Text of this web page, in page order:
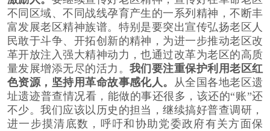
不同区域、不同战线孕育产生的一系列精神，不断丰
富发展老区精神族谱。特别是要突出宣传弘扬老区人
民敢于斗争、开拓创新的精神，为进一步推动老区改
革开放注入强大精神动力，也通过改革为老区的高质
量发展增添无尽的活力。 我们要注重保护利用老区红
色资源，坚持用革命故事感化人。 从全国各地老区遗
址遗迹普查情况看，能做的事还很多，该还的“账”还
不少。我们应该以历史的担当，继续搞好普查调研，
进一步摸清底数，呼吁和协助党委政府有关方面保